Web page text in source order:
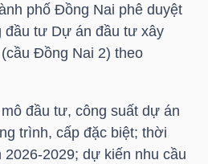
phố Đồng Nai phê duyệt
đầu tư Dự án đầu tư xây
Đồng Nai 2) theo
đầu tư, công suất dự án
trình, cấp đặc biệt; thời
2029; dự kiến nhu cầu